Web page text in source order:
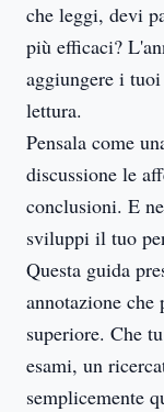
che leggi, devi
più efficaci?
aggiungere i
lettura.
Pensala come
discussione le
conclusioni. E
sviluppi il tuo
Questa guida
annotazione
superiore. Che
esami, un
semplicemente